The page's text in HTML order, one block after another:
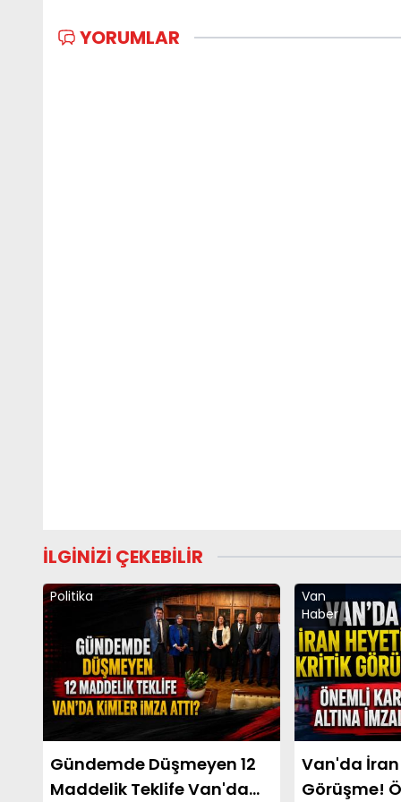
YORUMLAR
İLGİNİZİ ÇEKEBİLİR
Politika
Gündemde Düşmeyen 12
Maddelik Teklife Van'da
Van
Haber
Van'da
Görüşme!